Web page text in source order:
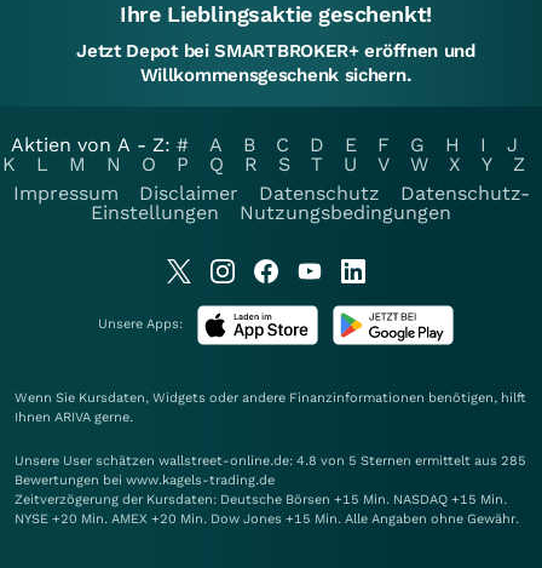
Ihre Lieblingsaktie geschenkt!
Jetzt Depot bei SMARTBROKER+ eröffnen und
Willkommensgeschenk sichern.
Aktien von A - Z: # A B C D E F G H I
J
K
L M N O P Q R S T U V W X Y
Z
Impressum
Disclaimer Datenschutz
Datenschutz-
Einstellungen
Nutzungsbedingungen
Unsere Apps:
Wenn Sie Kursdaten, Widgets oder andere Finanzinformationen benötigen, hilft
Ihnen ARIVA gerne.
Unsere User schätzen wallstreet-online.de: 4.8 von 5 Sternen ermittelt aus 285
Bewertungen bei www.kagels-trading.de
Zeitverzögerung der Kursdaten: Deutsche Börsen +15 Min. NASDAQ +15 Min.
NYSE +20 Min. AMEX +20 Min. Dow Jones +15 Min. Alle Angaben ohne Gewähr.